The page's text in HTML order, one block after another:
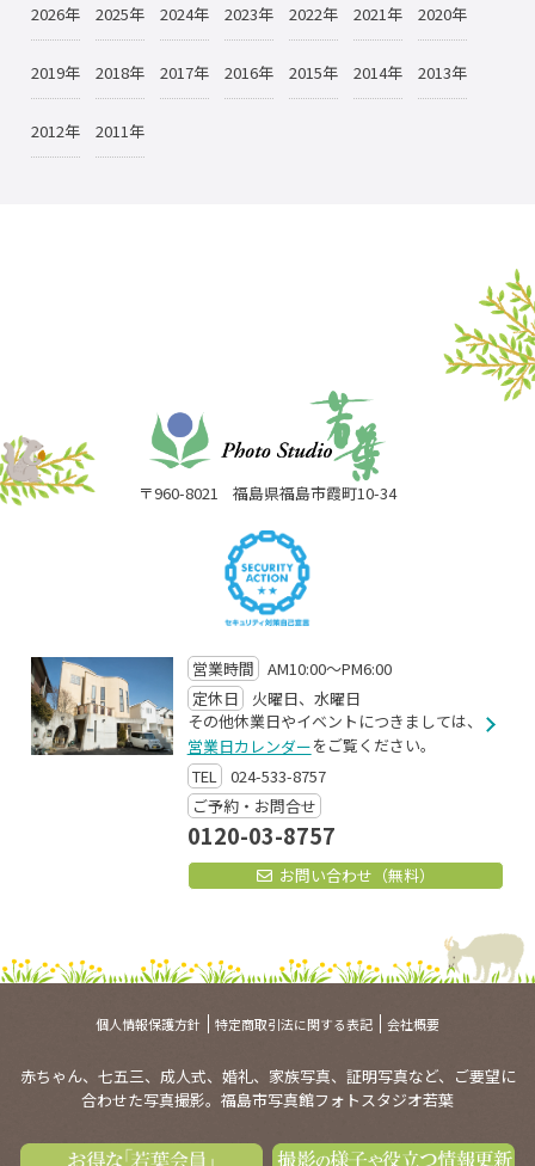
2026年 2025年 2024年 2023年 2022年 2021年 2020年
2019年 2018年 2017年 2016年 2015年 2014年 2013年
2012年 2011年
〒960-8021 福島県福島市霞町10-34
営業時間
AM10:00～PM6:00
定休日
火曜日、水曜日
その他休業日やイベントにつきましては、
営業日カレンダーをご覧ください。
TEL
024-533-8757
ご予約・お問合せ
0120-03-8757
お問い合わせ（無料）
個人情報保護方針 特定商取引法に関する表記 会社概要
赤ちゃん、七五三、成人式、婚礼、家族写真、証明写真など、ご要望に
合わせた写真撮影。福島市写真館フォトスタジオ若葉